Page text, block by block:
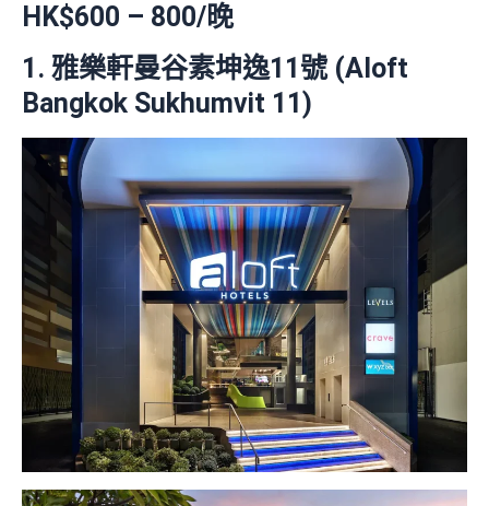
HK$600 – 800/晚
1. 雅樂軒曼谷素坤逸11號 (Aloft
Bangkok Sukhumvit 11)